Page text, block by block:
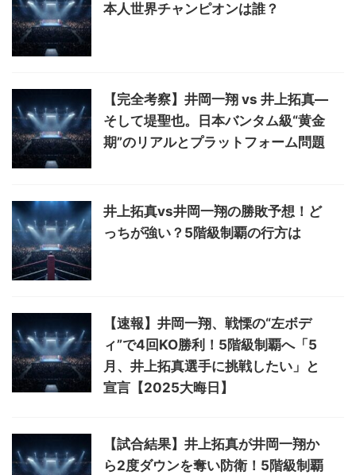
本人世界チャンピオンは誰？
【完全考察】井岡一翔 vs 井上拓真―
そして堤聖也。日本バンタム級“黄金
期”のリアルとプラットフォーム問題
井上拓真vs井岡一翔の勝敗予想！ど
っちが強い？5階級制覇の行方は
【速報】井岡一翔、戦慄の“左ボデ
ィ”で4回KO勝利！5階級制覇へ「5
月、井上拓真選手に挑戦したい」と
宣言【2025大晦日】
【試合結果】井上拓真が井岡一翔か
ら2度ダウンを奪い防衛！5階級制覇